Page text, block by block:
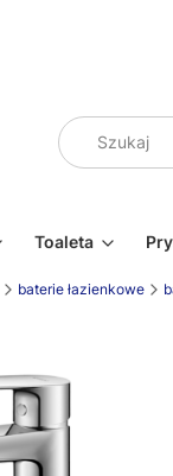
Toaleta
baterie łazienkowe